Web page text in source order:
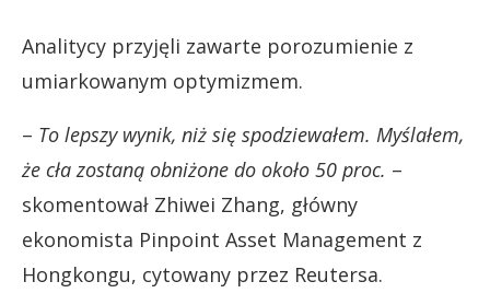
Analitycy przyjęli zawarte porozumienie z
umiarkowanym optymizmem.
– To lepszy wynik, niż się spodziewałem. Myślałem,
że cła zostaną obniżone do około 50 proc. –
skomentował Zhiwei Zhang, główny
ekonomista Pinpoint Asset Management z
Hongkongu, cytowany przez Reutersa.